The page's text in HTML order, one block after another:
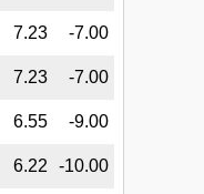
7.23 -7.00
7.23 -7.00
6.55 -9.00
6.22 -10.00